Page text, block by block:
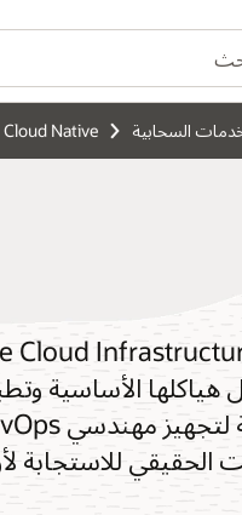
السحابية Cloud Native
الأساسية